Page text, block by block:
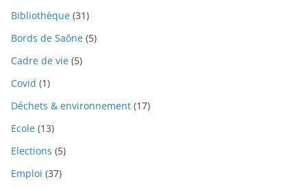
Bibliothèque (31)
Bords de Saône (5)
Cadre de vie (5)
Covid (1)
Déchets & environnement (17)
Ecole (13)
Elections (5)
Emploi (37)